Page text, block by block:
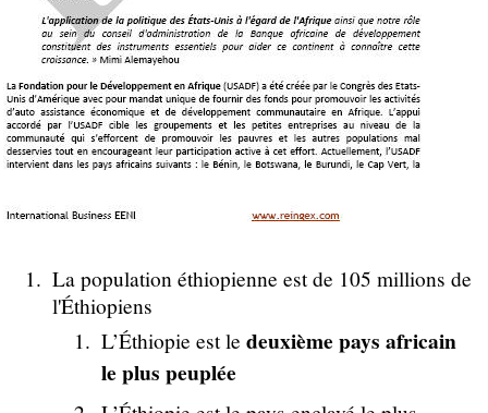
La population éthiopienne est de 105 millions de
l'Éthiopiens
L’Éthiopie est le deuxième pays africain
le plus peuplée